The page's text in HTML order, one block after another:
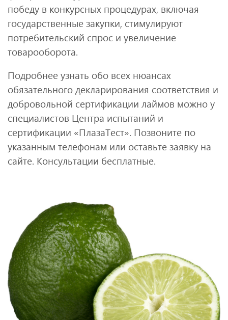
победу в конкурсных процедурах, включая
государственные закупки, стимулируют
потребительский спрос и увеличение
товарооборота.
Подробнее узнать обо всех нюансах
обязательного декларирования соответствия и
добровольной сертификации лаймов можно у
специалистов Центра испытаний и
сертификации «ПлазаТест». Позвоните по
указанным телефонам или оставьте заявку на
сайте. Консультации бесплатные.